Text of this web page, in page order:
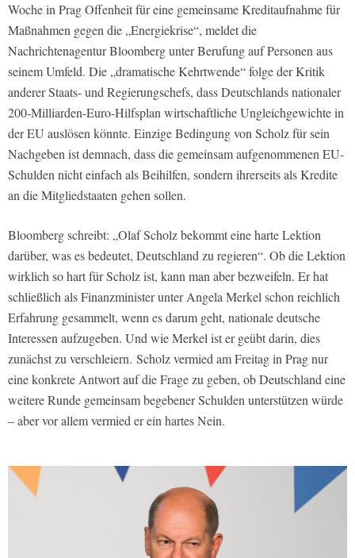
Woche in Prag Offenheit für eine gemeinsame Kreditaufnahme für
Maßnahmen gegen die „Energiekrise“, meldet die
Nachrichtenagentur Bloomberg unter Berufung auf Personen aus
seinem Umfeld. Die „dramatische Kehrtwende“ folge der Kritik
anderer Staats- und Regierungschefs, dass Deutschlands nationaler
200-Milliarden-Euro-Hilfsplan wirtschaftliche Ungleichgewichte in
der EU auslösen könnte. Einzige Bedingung von Scholz für sein
Nachgeben ist demnach, dass die gemeinsam aufgenommenen EU-
Schulden nicht einfach als Beihilfen, sondern ihrerseits als Kredite
an die Mitgliedstaaten gehen sollen.
Bloomberg schreibt: „Olaf Scholz bekommt eine harte Lektion
darüber, was es bedeutet, Deutschland zu regieren“. Ob die Lektion
wirklich so hart für Scholz ist, kann man aber bezweifeln. Er hat
schließlich als Finanzminister unter Angela Merkel schon reichlich
Erfahrung gesammelt, wenn es darum geht, nationale deutsche
Interessen aufzugeben. Und wie Merkel ist er geübt darin, dies
zunächst zu verschleiern. Scholz vermied am Freitag in Prag nur
eine konkrete Antwort auf die Frage zu geben, ob Deutschland eine
weitere Runde gemeinsam begebener Schulden unterstützen würde
– aber vor allem vermied er ein hartes Nein.